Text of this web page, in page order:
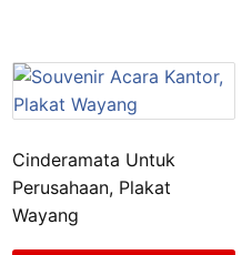
Cinderamata Untuk
Perusahaan, Plakat
Wayang